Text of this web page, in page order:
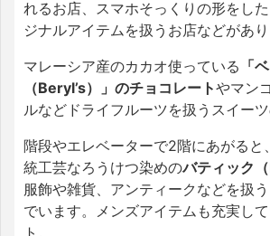
れるお店、スマホそっくりの形をし
ジナルアイテムを扱うお店などがあり
マレーシア産のカカオ使っている 「
（Beryl’s）」のチョコレートやマン
ルなどドライフルーツを扱うスイーツ
階段やエレベーターで2階にあがると
統工芸なろうけつ染めのバティック（
服飾や雑貨、アンティークなどを扱
でいます。メンズアイテムも充実し
ト。